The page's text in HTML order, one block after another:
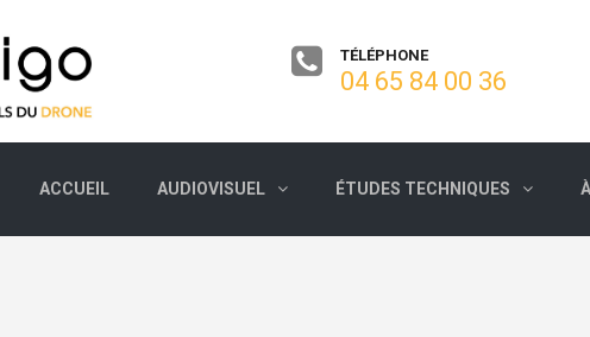
TÉLÉPHONE
04 65 84 00 36
ACCUEIL AUDIOVISUEL ÉTUDES TECHNIQUES